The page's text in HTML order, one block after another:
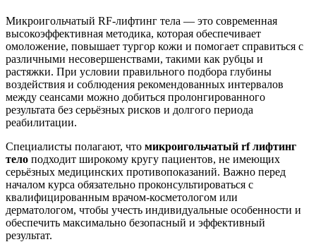
Микроигольчатый RF-лифтинг тела — это современная
высокоэффективная методика, которая обеспечивает
омоложение, повышает тургор кожи и помогает справиться с
различными несовершенствами, такими как рубцы и
растяжки. При условии правильного подбора глубины
воздействия и соблюдения рекомендованных интервалов
между сеансами можно добиться пролонгированного
результата без серьёзных рисков и долгого периода
реабилитации.
Специалисты полагают, что микроигольчатый rf лифтинг
тело подходит широкому кругу пациентов, не имеющих
серьёзных медицинских противопоказаний. Важно перед
началом курса обязательно проконсультироваться с
квалифицированным врачом-косметологом или
дерматологом, чтобы учесть индивидуальные особенности и
обеспечить максимально безопасный и эффективный
результат.